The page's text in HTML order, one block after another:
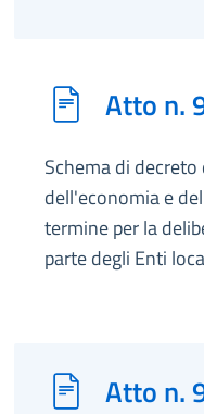
Atto n.
Schema di
dell'economia e
termine per la
parte degli Enti
Atto n.